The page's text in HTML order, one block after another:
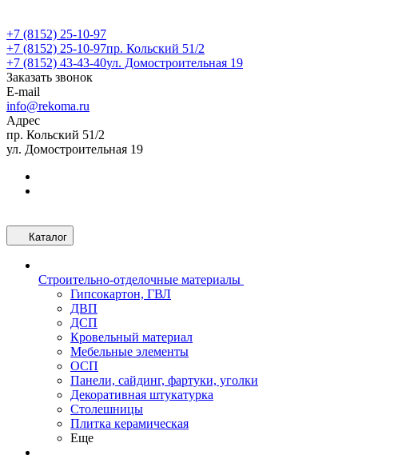
+7 (8152) 25-10-97
+7 (8152) 25-10-97пр. Кольский 51/2
+7 (8152) 43-43-40ул. Домостроительная 19
Заказать звонок
E-mail
info@rekoma.ru
Адрес
пр. Кольский 51/2
ул. Домостроительная 19
Каталог
Строительно-отделочные материалы
Гипсокартон, ГВЛ
ДВП
ДСП
Кровельный материал
Мебельные элементы
ОСП
Панели, сайдинг, фартуки, уголки
Декоративная штукатурка
Столешницы
Плитка керамическая
Еще